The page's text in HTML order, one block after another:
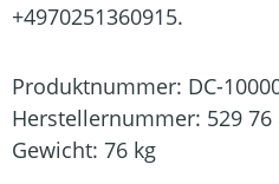
+4970251360915.
Produktnummer: DC-
Herstellernummer: 529 76
Gewicht: 76 kg